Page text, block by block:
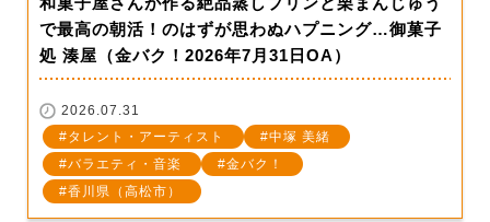
で最高の朝活！のはずが思わぬハプニング…御菓子
処 湊屋（金バク！2026年7月31日OA）
2026.07.31
タレント・アーティスト
中塚 美緒
バラエティ・音楽
金バク！
香川県（高松市）